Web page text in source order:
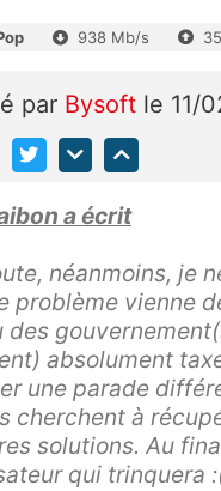
938 Mb/s
par Bysoft le 11/
a écrit
néanmoins, je
problème vienne
des
absolument
une parade
cherchent à
solutions. Au
qui trinquera